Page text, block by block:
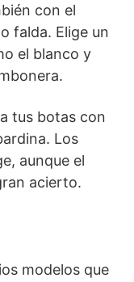
con el
falda. Elige un
el blanco y
tus botas con
Los
aunque el
acierto.
modelos que